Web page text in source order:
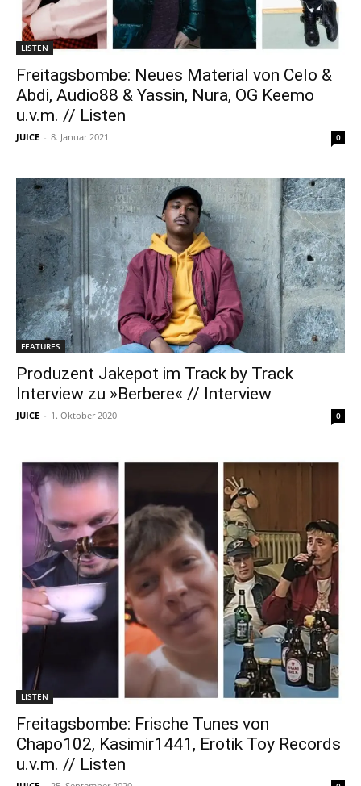
LISTEN
Freitagsbombe: Neues Material von Celo &
Abdi, Audio88 & Yassin, Nura, OG Keemo
u.v.m. // Listen
JUICE - 8. Januar 2021 0
FEATURES
Produzent Jakepot im Track by Track
Interview zu »Berbere« // Interview
JUICE - 1. Oktober 2020 0
LISTEN
Freitagsbombe: Frische Tunes von
Chapo102, Kasimir1441, Erotik Toy Records
u.v.m. // Listen